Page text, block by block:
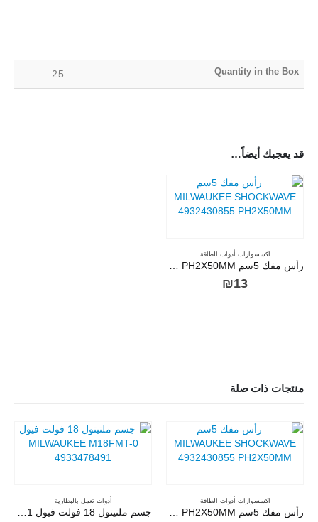
Quantity in the Box
25
قد يعجبك أيضاً…
اكسسوارات أدوات الطاقة
₪13
منتجات ذات صلة
اكسسوارات أدوات الطاقة
رأس مفك 5سم MILWAUKEE SHOCKWAVE 4932430855 PH2X50MM
أدوات تعمل بالبطارية
جسم ملتيتول 18 فولت فيول MILWAUKEE M18FMT-0 4933478491